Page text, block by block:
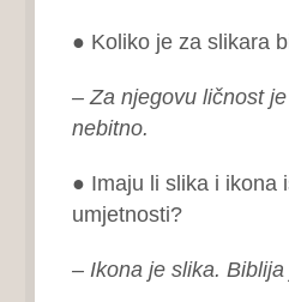
● Koliko je za slikara
– Za njegovu ličnost
nebitno.
● Imaju li slika i ikona
umjetnosti?
– Ikona je slika.